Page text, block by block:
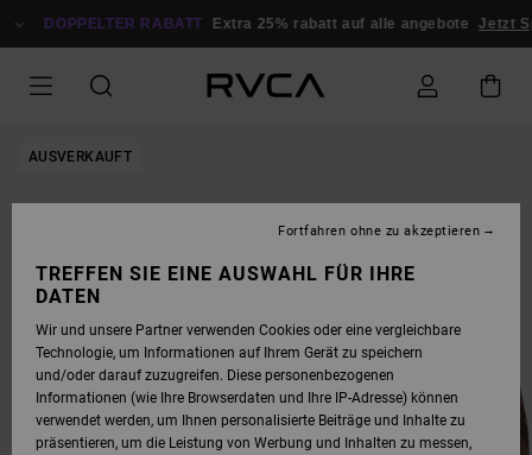
ZUR
DOPPELTER RABATT Extra 25% rabatt auf alle angebote Jetzt
AUSVERKAUFT
TREFFEN SIE EINE AUSWAHL FÜR IHRE
DATEN
Wir und unsere Partner verwenden Cookies oder eine vergleichbare
Technologie, um Informationen auf Ihrem Gerät zu speichern
und/oder darauf zuzugreifen. Diese personenbezogenen
Informationen (wie Ihre Browserdaten und Ihre IP-Adresse) können
verwendet werden, um Ihnen personalisierte Beiträge und Inhalte zu
präsentieren, um die Leistung von Werbung und Inhalten zu messen,
Fortfahren ohne zu akzeptieren